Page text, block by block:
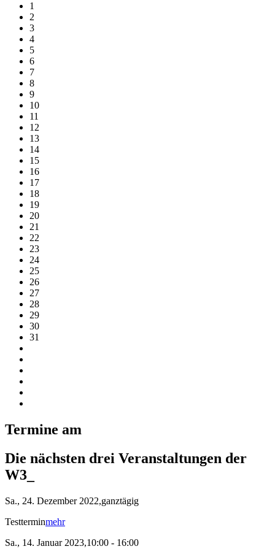
1
2
3
4
5
6
7
8
9
10
11
12
13
14
15
16
17
18
19
20
21
22
23
24
25
26
27
28
29
30
31
Termine am
Die nächsten drei Veranstaltungen der
W3_
Sa., 24. Dezember 2022,ganztägig
Testterminmehr
Sa., 14. Januar 2023,10:00 - 16:00